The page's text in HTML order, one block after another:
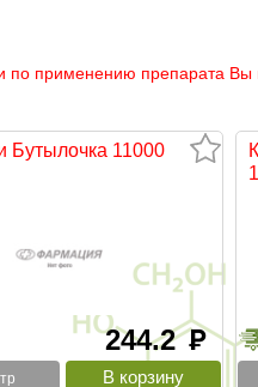
применению препарата Вы
Бутылочка 11000
244.2руб